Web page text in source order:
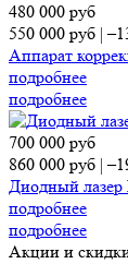
480 000 руб
550 000 руб |
Аппарат
подробнее
подробнее
700 000 руб
860 000 руб |
Диодный лазер
подробнее
подробнее
Акции и